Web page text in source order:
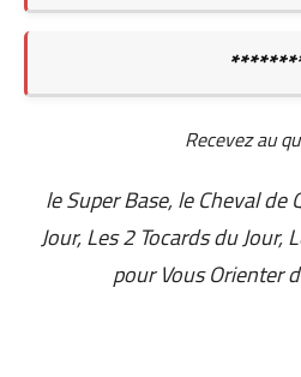
Recevez au
le Super Base, le Cheval de
Jour, Les 2 Tocards du Jour,
pour Vous Orienter